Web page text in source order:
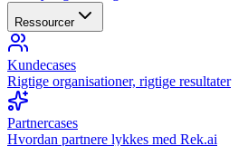
Ressourcer
Kundecases
Rigtige organisationer, rigtige resultater
Partnercases
Hvordan partnere lykkes med Rek.ai